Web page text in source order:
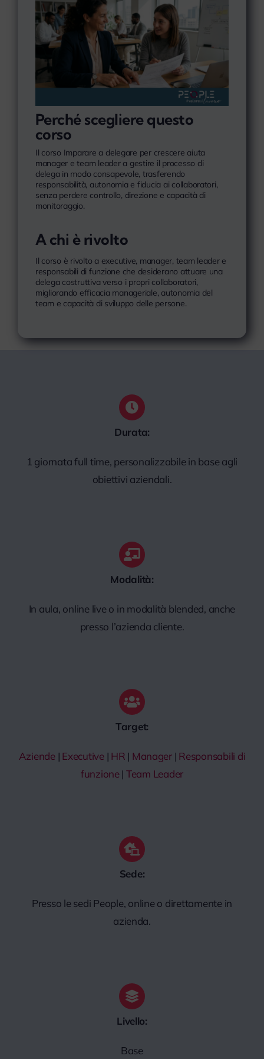
Perché scegliere questo
corso
Il corso Imparare a delegare per crescere aiuta
manager e team leader a gestire il processo di
delega in modo consapevole, trasferendo
responsabilità, autonomia e fiducia ai collaboratori,
senza perdere controllo, direzione e capacità di
monitoraggio.
A chi è rivolto
Il corso è rivolto a executive, manager, team leader e
responsabili di funzione che desiderano attuare una
delega costruttiva verso i propri collaboratori,
migliorando efficacia manageriale, autonomia del
team e capacità di sviluppo delle persone.
Durata:
1 giornata full time, personalizzabile in base agli
obiettivi aziendali.
Modalità:
In aula, online live o in modalità blended, anche
presso l’azienda cliente.
Target:
Aziende| Executive| HR | Manager| Responsabili di
funzione| Team Leader
Sede:
Presso le sedi People, online o direttamente in
azienda.
Livello:
Base